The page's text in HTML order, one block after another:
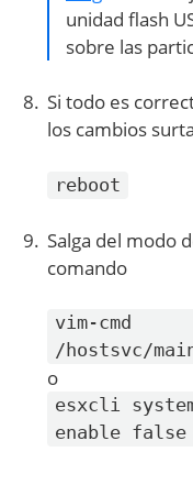
unidad flash
sobre las
Si todo es
los cambios
reboot
Salga del modo
comando
vim-cmd
/hostsvc/
o
esxcli
enable false